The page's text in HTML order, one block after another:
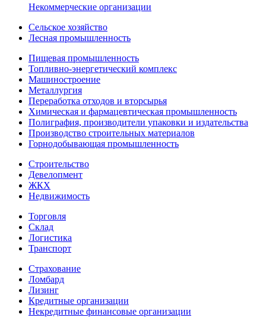
Некоммерческие организации
Сельское хозяйство
Лесная промышленность
Пищевая промышленность
Топливно-энергетический комплекс
Машиностроение
Металлургия
Переработка отходов и вторсырья
Химическая и фармацевтическая промышленность
Полиграфия, производители упаковки и издательства
Производство строительных материалов
Горнодобывающая промышленность
Строительство
Девелопмент
ЖКХ
Недвижимость
Торговля
Склад
Логистика
Транспорт
Страхование
Ломбард
Лизинг
Кредитные организации
Некредитные финансовые организации